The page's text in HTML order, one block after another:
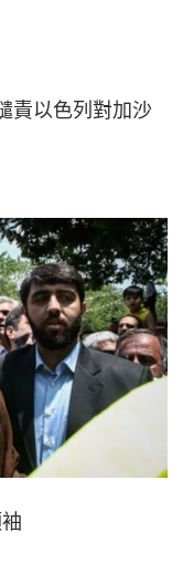
責以色列對加沙